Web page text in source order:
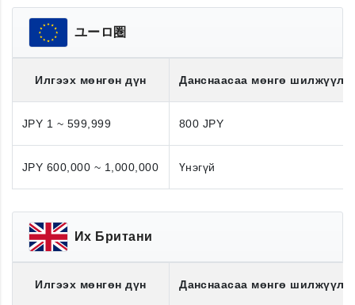
ユーロ圏
Илгээх мөнгөн дүн Данснаасаа мөнгө
JPY 1 ~ 599,999 800 JPY
JPY 600,000 ~ 1,000,000 Үнэгүй
Их Британи
Илгээх мөнгөн дүн Данснаасаа мөнгө